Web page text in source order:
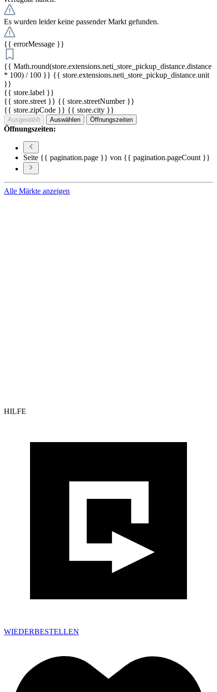
Es wurden leider keine passender Markt gefunden.
{{ errorMessage }}
{{ Math.round(store.extensions.neti_store_pickup_distance.distance
* 100) / 100 }} {{ store.extensions.neti_store_pickup_distance.unit
}}
{{ store.label }}
{{ store.street }} {{ store.streetNumber }}
{{ store.zipCode }} {{ store.city }}
Ausgewählt Auswählen Öffnungszeiten
Öffnungszeiten:
Seite {{ pagination.page }} von {{ pagination.pageCount }}
Alle Märkte anzeigen
HILFE
WIEDERBESTELLEN